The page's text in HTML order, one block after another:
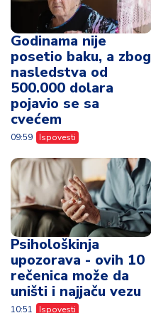
Godinama nije
posetio baku, a zbog
nasledstva od
500.000 dolara
pojavio se sa
cvećem
09:59 Ispovesti
Psihološkinja
upozorava - ovih 10
rečenica može da
uništi i najjaču vezu
10:51 Ispovesti